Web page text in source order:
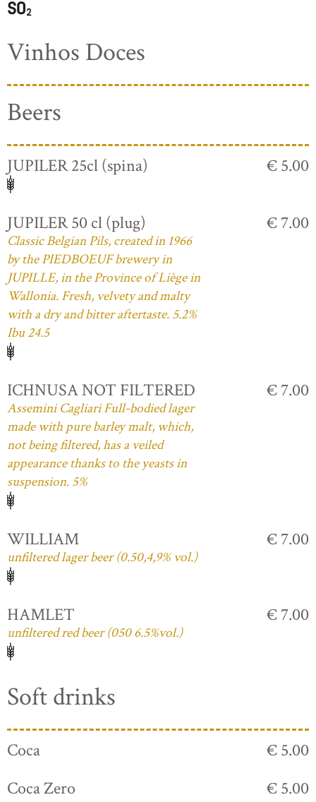
Vinhos Doces
Beers
JUPILER 25cl (spina) € 5.00
JUPILER 50 cl (plug)
Classic Belgian Pils, created in 1966
by the PIEDBOEUF brewery in
JUPILLE, in the Province of Liège in
Wallonia. Fresh, velvety and malty
with a dry and bitter aftertaste. 5.2%
Ibu 24.5
€ 7.00
ICHNUSA NOT FILTERED
Assemini Cagliari Full-bodied lager
made with pure barley malt, which,
not being filtered, has a veiled
appearance thanks to the yeasts in
suspension. 5%
€ 7.00
WILLIAM
unfiltered lager beer (0.50,4,9% vol.)
€ 7.00
HAMLET
unfiltered red beer (050 6.5%vol.)
€ 7.00
Soft drinks
Coca
€ 5.00
Coca Zero
€ 5.00